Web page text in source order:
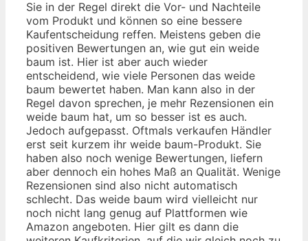
Sie in der Regel direkt die Vor- und Nachteile
vom Produkt und können so eine bessere
Kaufentscheidung reffen. Meistens geben die
positiven Bewertungen an, wie gut ein weide
baum ist. Hier ist aber auch wieder
entscheidend, wie viele Personen das weide
baum bewertet haben. Man kann also in der
Regel davon sprechen, je mehr Rezensionen ein
weide baum hat, um so besser ist es auch.
Jedoch aufgepasst. Oftmals verkaufen Händler
erst seit kurzem ihr weide baum-Produkt. Sie
haben also noch wenige Bewertungen, liefern
aber dennoch ein hohes Maß an Qualität. Wenige
Rezensionen sind also nicht automatisch
schlecht. Das weide baum wird vielleicht nur
noch nicht lang genug auf Plattformen wie
Amazon angeboten. Hier gilt es dann die